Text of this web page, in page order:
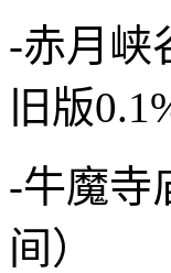
-赤月峡
旧版
-牛魔寺
间）